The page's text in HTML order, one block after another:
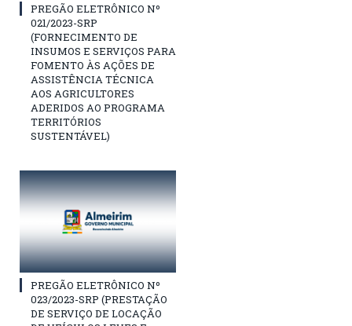
PREGÃO ELETRÔNICO Nº
021/2023-SRP
(FORNECIMENTO DE
INSUMOS E SERVIÇOS PARA
FOMENTO ÀS AÇÕES DE
ASSISTÊNCIA TÉCNICA
AOS AGRICULTORES
ADERIDOS AO PROGRAMA
TERRITÓRIOS
SUSTENTÁVEL)
PREGÃO ELETRÔNICO Nº
023/2023-SRP (PRESTAÇÃO
DE SERVIÇO DE LOCAÇÃO